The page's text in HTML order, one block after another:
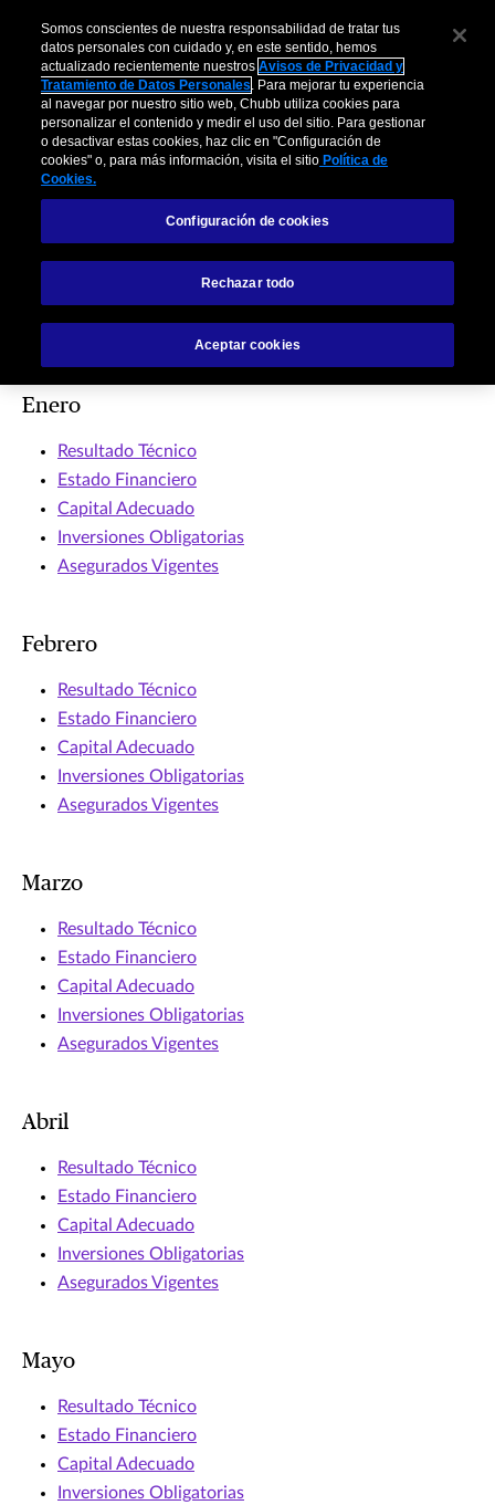
Información
Financiera Local 2025
Enero
Resultado Técnico
Estado Financiero
Capital Adecuado
Inversiones Obligatorias
Asegurados Vigentes
Febrero
Resultado Técnico
Estado Financiero
Capital Adecuado
Inversiones Obligatorias
Asegurados Vigentes
Marzo
Resultado Técnico
Estado Financiero
Capital Adecuado
Inversiones Obligatorias
Asegurados Vigentes
Abril
Resultado Técnico
Estado Financiero
Capital Adecuado
Inversiones Obligatorias
Asegurados Vigentes
Mayo
Resultado Técnico
Estado Financiero
Capital Adecuado
Inversiones Obligatorias
Somos conscientes de nuestra responsabilidad de tratar tus
datos personales con cuidado y, en este sentido, hemos
actualizado recientemente nuestrosAvisos de Privacidad y
Tratamiento de Datos Personales. Para mejorar tu experiencia
al navegar por nuestro sitio web, Chubb utiliza cookies para
personalizar el contenido y medir el uso del sitio. Para gestionar
o desactivar estas cookies, haz clic en "Configuración de
cookies" o, para más información, visita el sitio Política de
Cookies.
Configuración de cookies
Rechazar todo
Aceptar cookies